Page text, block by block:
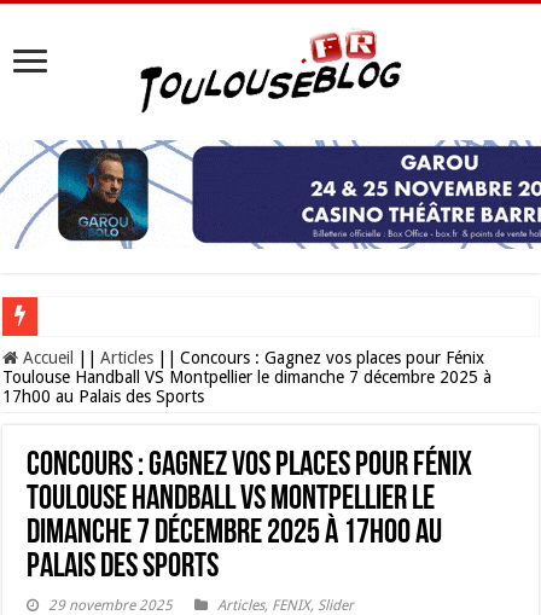
Les Nocturnes de la Cité de l’espace 2026 : l’événement incontournable de
Accueil Articles
Concours : Gagnez vos places pour Fénix
Toulouse Handball VS Montpellier le dimanche 7 décembre 2025 à
17h00 au Palais des Sports
Concours : Gagnez vos places pour Fénix
Toulouse Handball VS Montpellier le
dimanche 7 décembre 2025 à 17h00 au
Palais des Sports
29 novembre 2025 Articles, FENIX, Slider